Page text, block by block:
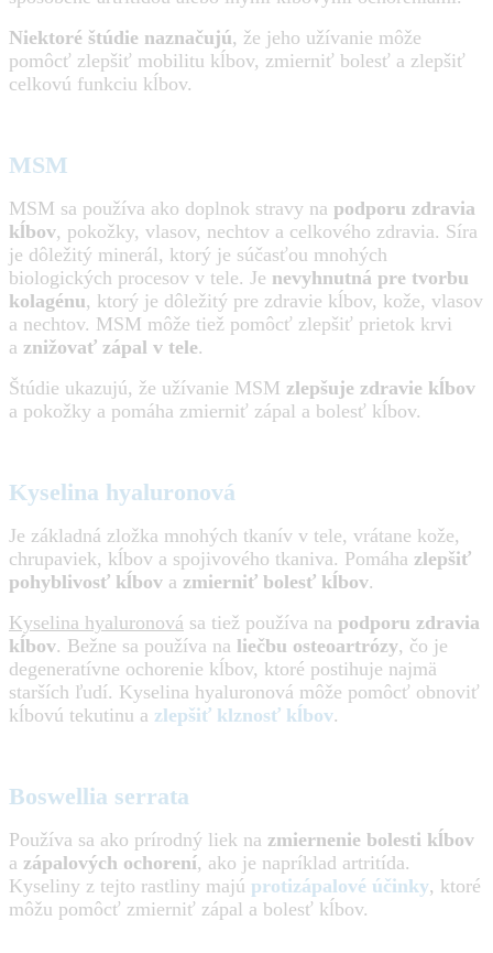
Niektoré štúdie naznačujú, že jeho užívanie môže
pomôcť zlepšiť mobilitu kĺbov, zmierniť bolesť a zlepšiť
celkovú funkciu kĺbov.
MSM
MSM sa používa ako doplnok stravy na podporu zdravia
kĺbov, pokožky, vlasov, nechtov a celkového zdravia. Síra
je dôležitý minerál, ktorý je súčasťou mnohých
biologických procesov v tele. Je nevyhnutná pre tvorbu
kolagénu, ktorý je dôležitý pre zdravie kĺbov, kože, vlasov
a nechtov. MSM môže tiež pomôcť zlepšiť prietok krvi
a znižovať zápal v tele.
Štúdie ukazujú, že užívanie MSM zlepšuje zdravie kĺbov
a pokožky a pomáha zmierniť zápal a bolesť kĺbov.
Kyselina hyaluronová
Je základná zložka mnohých tkanív v tele, vrátane kože,
chrupaviek, kĺbov a spojivového tkaniva. Pomáha zlepšiť
pohyblivosť kĺbov a zmierniť bolesť kĺbov.
Kyselina hyaluronová sa tiež používa na podporu zdravia
kĺbov. Bežne sa používa na liečbu osteoartrózy, čo je
degeneratívne ochorenie kĺbov, ktoré postihuje najmä
starších ľudí. Kyselina hyaluronová môže pomôcť obnoviť
kĺbovú tekutinu a zlepšiť klznosť kĺbov.
Boswellia serrata
Používa sa ako prírodný liek na zmiernenie bolesti kĺbov
a zápalových ochorení, ako je napríklad artritída.
Kyseliny z tejto rastliny majú protizápalové účinky, ktoré
môžu pomôcť zmierniť zápal a bolesť kĺbov.